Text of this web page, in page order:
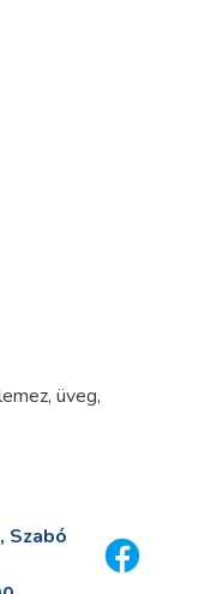
üveg,
Szabó